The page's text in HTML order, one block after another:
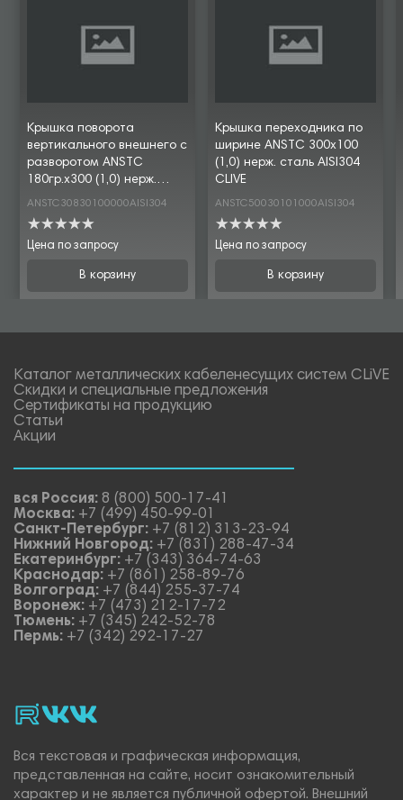
Крышка поворота
вертикального внешнего с
разворотом ANSTC
180гр.х300 (1,0) нерж.
сталь AISI304 CLIVE
ANSTC30830100000AISI304
Цена по запросу
В корзину
Крышка переходника по
ширине ANSTC 300х100
(1,0) нерж. сталь AISI304
CLIVE
ANSTC50030101000AISI304
Цена по запросу
В корзину
Каталог металлических кабеленесущих систем CLiVE
Скидки и специальные предложения
Сертификаты на продукцию
Статьи
Акции
вся Россия: 8 (800) 500-17-41
Москва: +7 (499) 450-99-01
Санкт-Петербург: +7 (812) 313-23-94
Нижний Новгород: +7 (831) 288-47-34
Екатеринбург: +7 (343) 364-74-63
Краснодар: +7 (861) 258-89-76
Волгоград: +7 (844) 255-37-74
Воронеж: +7 (473) 212-17-72
Тюмень: +7 (345) 242-52-78
Пермь: +7 (342) 292-17-27
rutubevk_video.
Vk.
Вся текстовая и графическая информация,
представленная на сайте, носит ознакомительный
характер и не является публичной офертой. Внешний